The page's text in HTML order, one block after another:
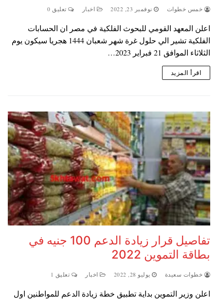
خمس خطوات نوفمبر 23, 2022 اخبار تعليق 0
اعلن المعهد القومي للبحوث الفلكية في مصر ان الحسابات
الفلكية تشير الي حلول غرة شهر شعبان 1444 هجريا سيكون يوم
الثلاثاء الموافق 21 فبراير 2023…
اقرأ المزيد
تفاصيل قرار زيادة الدعم 100 جنيه في
بطاقة التموين 2022
خطوات سعيدة يوليو 28, 2022 اخبار تعليق 1
اعلن وزير التموين بداية تطبيق خطة زيادة الدعم للمواطنين اول